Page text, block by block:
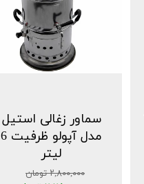
سماور زغالی استیل
مدل آپولو ظرفیت 6
لیتر
۲,۸۰۰,۰۰۰ تومان